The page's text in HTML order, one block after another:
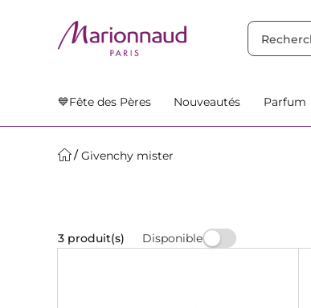
💙Fête des Pères Nouveautés Parfum
Givenchy mister
3 produit(s) Disponible